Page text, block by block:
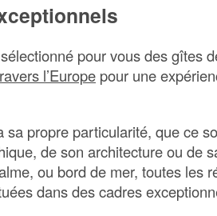
pour vous des gîtes
l’Europe pour une
sa propre particularité, que ce
de son architecture ou de
ou bord de mer, toutes les
dans des cadres